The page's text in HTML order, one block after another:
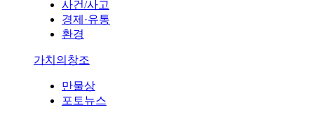
사건/사고
경제·유통
환경
가치의창조
만물상
포토뉴스